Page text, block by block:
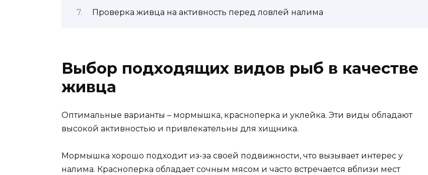
Проверка живца на активность перед ловлей налима
Выбор подходящих видов рыб в качестве
живца
Оптимальные варианты – мормышка, красноперка и уклейка. Эти виды обладают
высокой активностью и привлекательны для хищника.
Мормышка хорошо подходит из-за своей подвижности, что вызывает интерес у
налима. Красноперка обладает сочным мясом и часто встречается вблизи мест